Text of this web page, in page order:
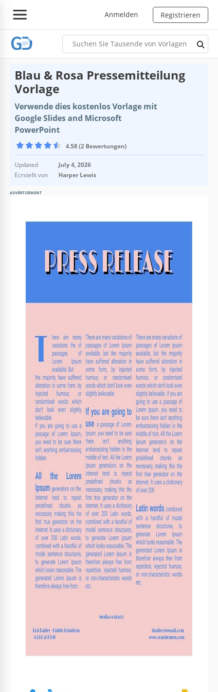
Anmelden Registrieren
Blau & Rosa Pressemitteilung
Vorlage
Verwende dies kostenlos Vorlage mit
Google Slides and Microsoft
PowerPoint
4.58 (2 Bewertungen)
Updated
July 4, 2026
Ecrstellt von
Harper Lewis
ADVERTISEMENT